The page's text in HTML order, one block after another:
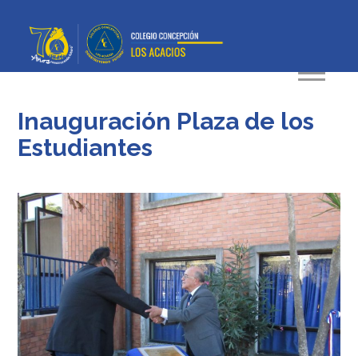
Inauguración Plaza de los
Estudiantes